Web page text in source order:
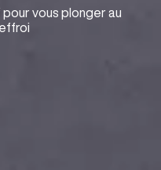
vous plonger au